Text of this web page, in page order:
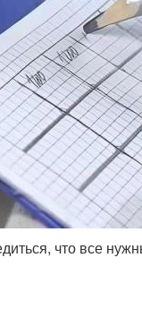
что все